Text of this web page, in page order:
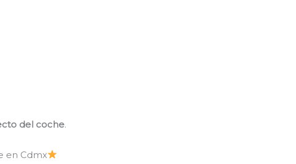
del coche.
en Cdmx